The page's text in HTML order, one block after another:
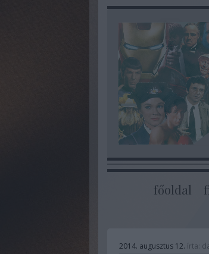
főoldal
2014. augusztus 12. írta: